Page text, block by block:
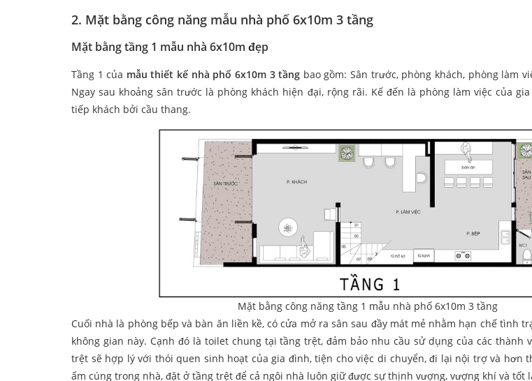
2. Mặt bằng công năng mẫu nhà phố 6x10m 3 tầng
Mặt bằng tầng 1 mẫu nhà 6x10m đẹp
Tầng 1 của mẫu thiết kế nhà phố 6x10m 3 tầng bao gồm: Sân trước, phòng khách, phòng làm
Ngay sau khoảng sân trước là phòng khách hiện đại, rộng rãi. Kế đến là phòng làm việc của
tiếp khách bởi cầu thang.
Mặt bằng công năng tầng 1 mẫu nhà phố 6x10m 3 tầng
Cuối nhà là phòng bếp và bàn ăn liền kề, có cửa mở ra sân sau đầy mát mẻ nhằm hạn chế tình
không gian này. Cạnh đó là toilet chung tại tầng trệt, đảm bảo nhu cầu sử dụng của các thành
trệt sẽ hợp lý với thói quen sinh hoạt của gia đình, tiện cho việc di chuyển, đi lại nội trợ và hơn
ấm cúng trong nhà, đặt ở tầng trệt để cả ngôi nhà luôn giữ được sự thịnh vượng, vượng khí và tốt